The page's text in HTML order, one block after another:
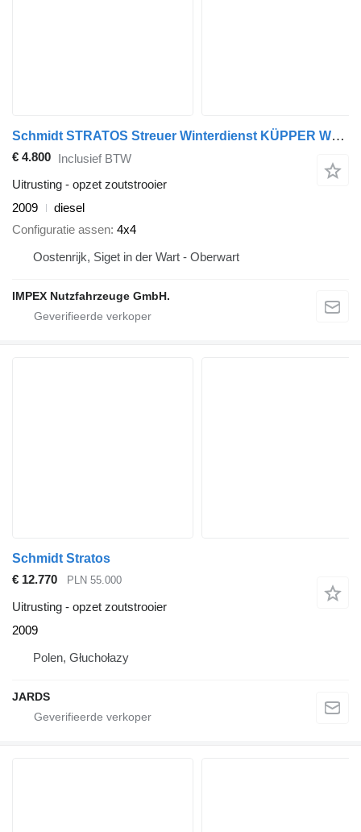
Schmidt STRATOS Streuer Winterdienst KÜPPER WEISSER
€ 4.800 Inclusief BTW
Uitrusting - opzet zoutstrooier
2009
diesel
Configuratie assen 4x4
Oostenrijk, Siget in der Wart - Oberwart
IMPEX Nutzfahrzeuge GmbH.
Schmidt Stratos
€ 12.770
PLN 55.000
Uitrusting - opzet zoutstrooier
2009
Polen, Głuchołazy
JARDS